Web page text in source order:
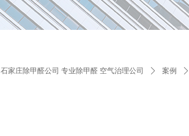
石家庄除甲醛公司 专业除甲醛 空气治理公司 ꄲ 案例 ꄲ